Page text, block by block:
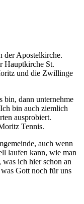
der Apostelkirche.
Hauptkirche St.
und die Zwillinge
bin, dann unternehme
bin auch ziemlich
ausprobiert.
Tennis.
auch wenn
laufen kann, wie man
ich hier schon an
Gott noch für uns